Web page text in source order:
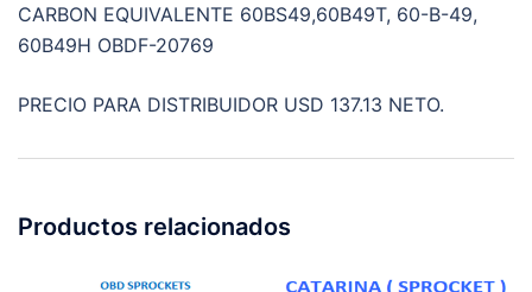
CARBON EQUIVALENTE 60BS49,60B49T, 60-B-49,
60B49H OBDF-20769
PRECIO PARA DISTRIBUIDOR USD 137.13 NETO.
Productos relacionados